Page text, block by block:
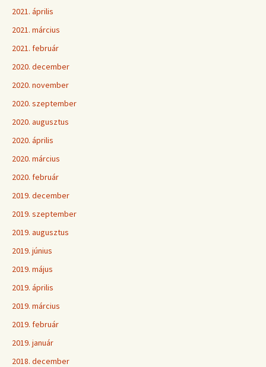
2021. április
2021. március
2021. február
2020. december
2020. november
2020. szeptember
2020. augusztus
2020. április
2020. március
2020. február
2019. december
2019. szeptember
2019. augusztus
2019. június
2019. május
2019. április
2019. március
2019. február
2019. január
2018. december